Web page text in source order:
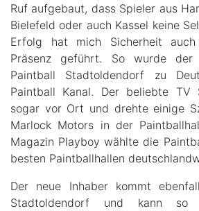
Ruf aufgebaut, dass Spieler aus
Bielefeld oder auch Kassel keine
Erfolg hat mich Sicherheit
Präsenz geführt. So wurde der
Paintball Stadtoldendorf zu
Paintball Kanal. Der beliebte TV
sogar vor Ort und drehte einige
Marlock Motors in der
Magazin Playboy wählte die
besten Paintballhallen
Der neue Inhaber kommt
Stadtoldendorf und kann so